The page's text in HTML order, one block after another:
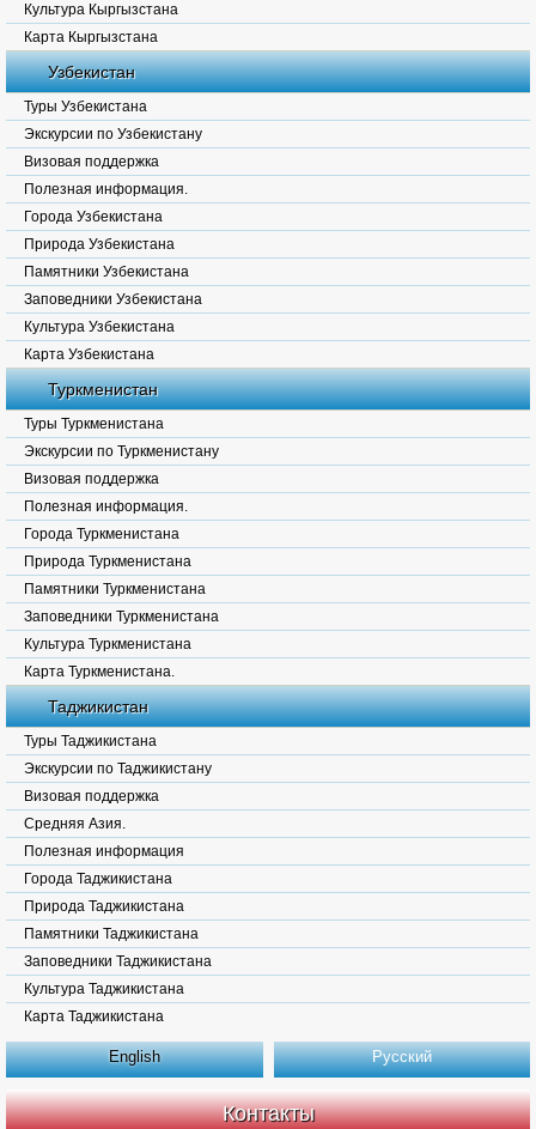
Культура Кыргызстана
Карта Кыргызстана
Узбекистан
Туры Узбекистана
Экскурсии по Узбекистану
Визовая поддержка
Полезная информация.
Города Узбекистана
Природа Узбекистана
Памятники Узбекистана
Заповедники Узбекистана
Культура Узбекистана
Карта Узбекистана
Туркменистан
Туры Туркменистана
Экскурсии по Туркменистану
Визовая поддержка
Полезная информация.
Города Туркменистана
Природа Туркменистана
Памятники Туркменистана
Заповедники Туркменистана
Культура Туркменистана
Карта Туркменистана.
Таджикистан
Туры Таджикистана
Экскурсии по Таджикистану
Визовая поддержка
Средняя Азия.
Полезная информация
Города Таджикистана
Природа Таджикистана
Памятники Таджикистана
Заповедники Таджикистана
Культура Таджикистана
Карта Таджикистана
English Русский
Контакты